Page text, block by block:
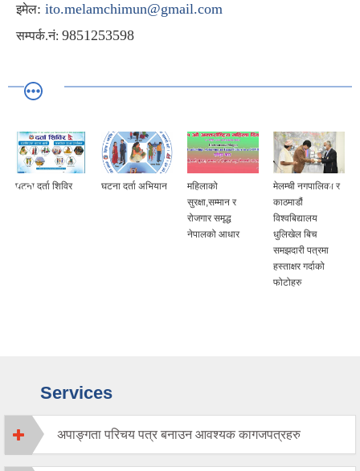
इमेल: ito.melamchimun@gmail.com
सम्पर्क.नं: 9851253598
घटना दर्ता शिविर घटना दर्ता अभियान
महिलाको
सुरक्षा,सम्मान र
रोजगार समृद्ध
नेपालको आधार
मेलम्ची नगपालिका र
काठमाडौं
विश्वबिद्यालय
धुलिखेल बिच
समझदारी पत्रमा
हस्ताक्षर गर्दाको
फोटोहरु
Services
अपाङ्गता परिचय पत्र बनाउन आवश्यक कागजपत्रहरु